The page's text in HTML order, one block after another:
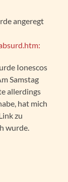
angeregt
Ionescos
Samstag
allerdings
hat mich
zu
wurde.